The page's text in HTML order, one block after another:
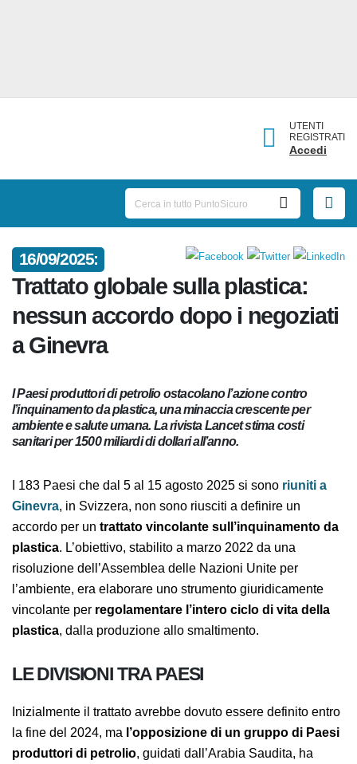
UTENTI
REGISTRATI
Accedi
16/09/2025:
Trattato globale sulla plastica:
nessun accordo dopo i
negoziati a Ginevra
I Paesi produttori di petrolio ostacolano l’azione contro
l’inquinamento da plastica, una minaccia crescente per
ambiente e salute umana. La rivista Lancet stima costi
sanitari per 1500 miliardi di dollari all’anno.
I 183 Paesi che dal 5 al 15 agosto 2025 si sonoriuniti a
Ginevra , in Svizzera, non sono riusciti a definire un
accordo per untrattato vincolante
sull’inquinamento da plastica. L’obiettivo, stabilito a
marzo 2022 da una risoluzione dell’Assemblea delle
Nazioni Unite per l’ambiente, era elaborare uno
strumento giuridicamente vincolante
perregolamentare l’intero ciclo di vita della plastica
Inizialmente il trattato avrebbe dovuto essere definito
entro la fine del 2024, mal’opposizione di un gruppo